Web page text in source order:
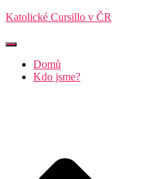
Katolické Cursillo v ČR
Přepnout
navigaciDomů
Kdo jsme?